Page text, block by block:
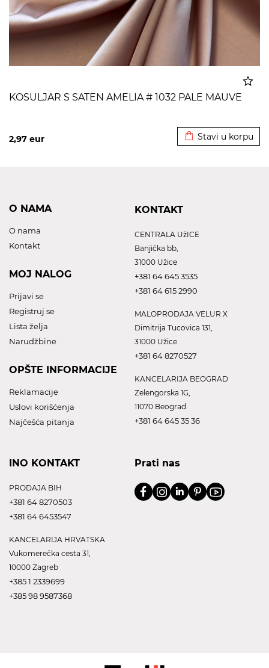
KOSULJAR S SATEN AMELIA # 1032 PALE MAUVE
2,97 eur Stavi u korpu
O NAMA
O nama
Kontakt
MOJ NALOG
Prijavi se
Registruj se
Lista želja
Narudžbine
OPŠTE INFORMACIJE
Reklamacije
Uslovi korišćenja
Najčešća pitanja
KONTAKT
CENTRALA UžICE
Banjička bb,
31000 Užice
+381 64 645 3535
+381 64 615 2990
MALOPRODAJA VELUR X
Dimitrija Tucovica 131,
31000 Užice
+381 64 8270527
KANCELARIJA BEOGRAD
Zelengorska 1G,
11070 Beograd
+381 64 645 35 36
INO KONTAKT
PRODAJA BIH
+381 64 8270503
+381 64 6453547
KANCELARIJA HRVATSKA
Vukomerečka cesta 31,
10000 Zagreb
+385 1 2339699
+385 98 9587368
Prati nas